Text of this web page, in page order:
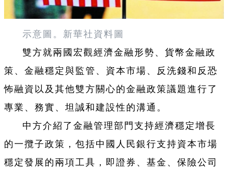
示意圖。新華社資料圖
雙方就兩國宏觀經濟金融形勢、貨幣金融政
策、金融穩定與監管、資本市場、反洗錢和反恐
怖融資以及其他雙方關心的金融政策議題進行了
專業、務實、坦誠和建設性的溝通。
中方介紹了金融管理部門支持經濟穩定增長
的一攬子政策，包括中國人民銀行支持資本市場
穩定發展的兩項工具，即證券、基金、保險公司